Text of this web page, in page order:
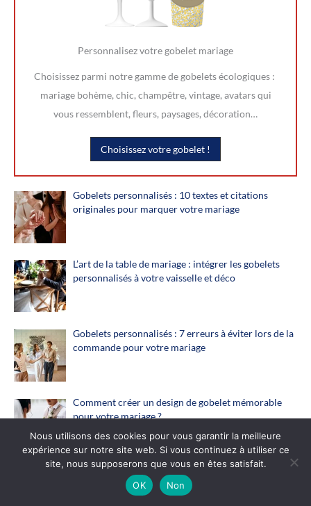
Personnalisez votre gobelet mariage
Choisissez parmi notre gamme de gobelets écologiques :
mariage bohème, chic, champêtre, vintage, avatars qui
vous ressemblent, fleurs, paysages, décoration…
Choisissez votre gobelet !
Gobelets personnalisés : 10 textes et citations
originales pour marquer votre mariage
L’art de la table de mariage : intégrer les gobelets
personnalisés à votre vaisselle et déco
Gobelets personnalisés : 7 erreurs à éviter lors de la
commande pour votre mariage
Comment créer un design de gobelet mémorable
pour votre mariage ?
Que faire de vos gobelets après le mariage ? 8 idées
de recyclage créatif
Retour
Nous utilisons des cookies pour vous garantir la meilleure
expérience sur notre site web. Si vous continuez à utiliser ce
site, nous supposerons que vous en êtes satisfait.
OK
Non